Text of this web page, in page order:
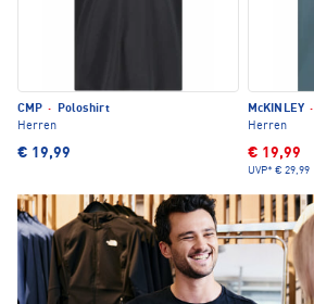
CMP ·
Poloshirt
Herren
€ 19,99
McKINLEY ·
Herren
€ 19,99
UVP* € 29,99